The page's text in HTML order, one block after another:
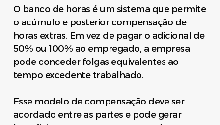
O banco de horas é um sistema que permite
o acúmulo e posterior compensação de
horas extras. Em vez de pagar o adicional de
50% ou 100% ao empregado, a empresa
pode conceder folgas equivalentes ao
tempo excedente trabalhado.
Esse modelo de compensação deve ser
acordado entre as partes e pode gerar